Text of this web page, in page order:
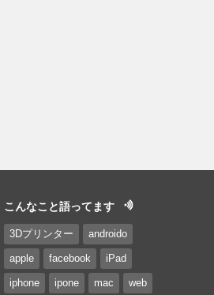
こんなこと語ってます
3Dプリンター androido
apple facebook iPad
iphone ipone mac web